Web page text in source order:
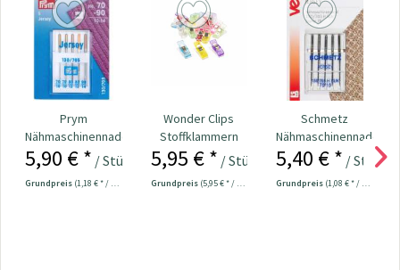
Prym
Nähmaschinennadeln
130/705 Jersey
5,90 € * / Stück
Grundpreis (1,18 € * / 1 Stück)
Wonder Clips
Stoffklammern
klein - 20 Stück
5,95 € * / Stück
Grundpreis (5,95 € * / 1 Stück)
Schmetz
Nähmaschinennadeln
130/705 Jersey
5,40 € * / Stück
Grundpreis (1,08 € * / 1 Stück)